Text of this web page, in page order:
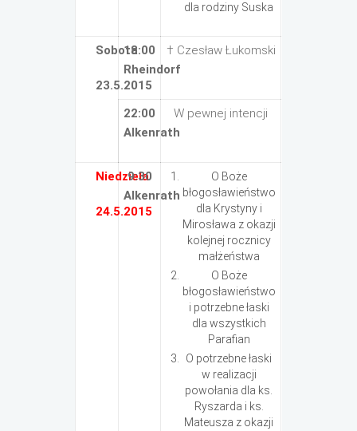
dla rodziny Suska
Sobota
23.5.2015
18:00
Rheindorf
† Czesław Łukomski
22:00
Alkenrath
W pewnej intencji
Niedziela
24.5.2015
9:30
Alkenrath
O Boże
błogosławieństwo
dla Krystyny i
Mirosława z okazji
kolejnej rocznicy
małżeństwa
O Boże
błogosławieństwo
i potrzebne łaski
dla wszystkich
Parafian
O potrzebne łaski
w realizacji
powołania dla ks.
Ryszarda i ks.
Mateusza z okazji